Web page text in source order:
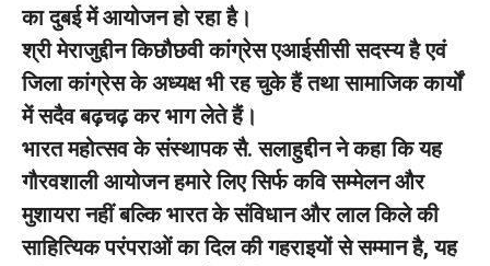
का दुबई में आयोजन हो रहा है।
श्री मेराजुद्दीन किछौछवी कांग्रेस एआईसीसी सदस्य है एवं
जिला कांग्रेस के अध्यक्ष भी रह चुके हैं तथा सामाजिक कार्यों
में सदैव बढ़चढ़ कर भाग लेते हैं।
भारत महोत्सव के संस्थापक सै. सलाहुद्दीन ने कहा कि यह
गौरवशाली आयोजन हमारे लिए सिर्फ कवि सम्मेलन और
मुशायरा नहीं बल्कि भारत के संविधान और लाल किले की
साहित्यिक परंपराओं का दिल की गहराइयों से सम्मान है, यह